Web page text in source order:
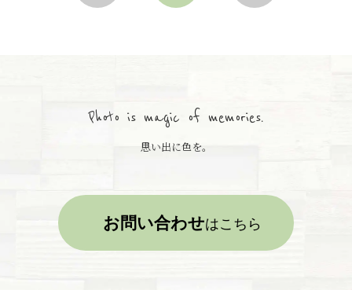
Photo is magic of memories.
思い出に色を。
お問い合わせはこちら